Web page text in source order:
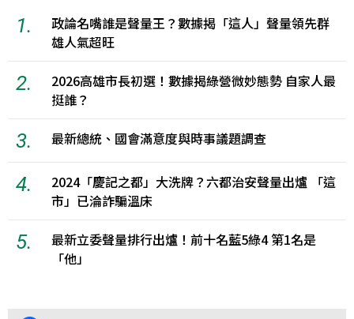
1.
政論名嘴誰是聲量王？數據揭「這人」聲量領先群
雄人氣超旺
2.
2026高雄市長初選！數據揭綠營微妙態勢 自家人最
挺誰？
3. 最新總統、國會滿意度與時事議題調查
4.
2024「慶記之都」大洗牌？六都治安聲量出爐 「這
市」已淪詐騙溫床
5.
最新立委聲量排行出爐！前十名藍5綠4 第1名是
「他」